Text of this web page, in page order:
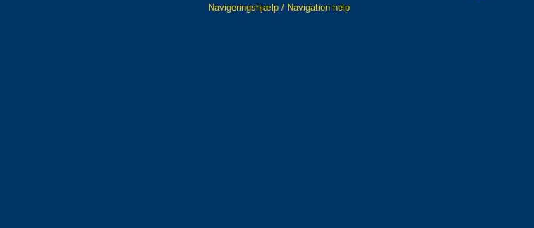
Navigeringshjælp / Navigation help